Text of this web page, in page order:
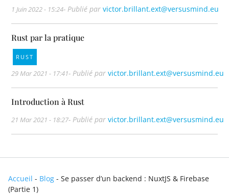
1 Juin 2022 - 15:24- Publié parvictor.brillant.ext@versusmind.eu
Rust par la pratique
RUST
29 Mar 2021 - 17:41- Publié parvictor.brillant.ext@versusmind.eu
Introduction à Rust
21 Mar 2021 - 18:27- Publié parvictor.brillant.ext@versusmind.eu
Accueil - Blog- Se passer d’un backend : NuxtJS & Firebase
(Partie 1)